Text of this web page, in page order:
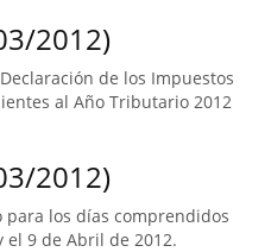
2012)
de los Impuestos
al Año Tributario 2012
2012)
para los días comprendidos
el 9 de Abril de 2012.